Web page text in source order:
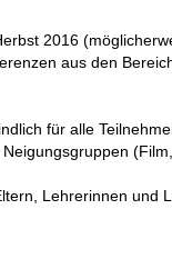
2016
aus den
für alle
Lehrerinnen und